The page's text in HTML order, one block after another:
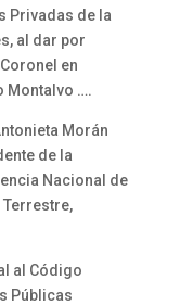
Privadas de la
al dar por
en
Montalvo ….
Morán
de la
Nacional de
al Código
Públicas